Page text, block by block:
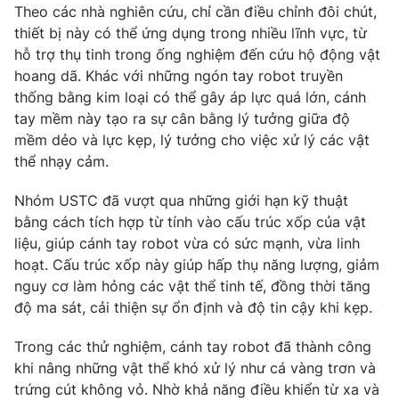
Thị trường
Tư vấn
Lịch phát sóng
Chuyên mục khác
Emagazine Podcast
Photo
Video Shorts video
VTV Money VTV Thể thao
VTV Sức khoẻ Bất động sản
Thị trường 24h Tấm lòng Việt
Theo các nhà nghiên cứu, chỉ cần điều chỉnh đôi chút,
thiết bị này có thể ứng dụng trong nhiều lĩnh vực, từ
hỗ trợ thụ tinh trong ống nghiệm đến cứu hộ động vật
hoang dã. Khác với những ngón tay robot truyền
thống bằng kim loại có thể gây áp lực quá lớn, cánh
tay mềm này tạo ra sự cân bằng lý tưởng giữa độ
mềm dẻo và lực kẹp, lý tưởng cho việc xử lý các vật
thể nhạy cảm.
Nhóm USTC đã vượt qua những giới hạn kỹ thuật
bằng cách tích hợp từ tính vào cấu trúc xốp của vật
liệu, giúp cánh tay robot vừa có sức mạnh, vừa linh
hoạt. Cấu trúc xốp này giúp hấp thụ năng lượng, giảm
nguy cơ làm hỏng các vật thể tinh tế, đồng thời tăng
độ ma sát, cải thiện sự ổn định và độ tin cậy khi kẹp.
Trong các thử nghiệm, cánh tay robot đã thành công
khi nâng những vật thể khó xử lý như cá vàng trơn và
trứng cút không vỏ. Nhờ khả năng điều khiển từ xa và